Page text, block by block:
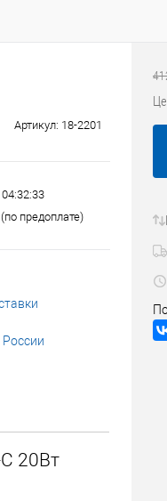
Артикул: 18-2201
предоплате)
20Вт